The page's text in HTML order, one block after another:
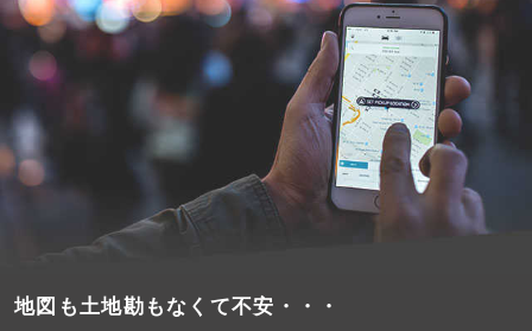
地図も土地勘もなくて不安・・・